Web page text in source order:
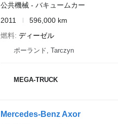
公共機械 - バキュームカー
2011
596,000 km
燃料 ディーゼル
ポーランド, Tarczyn
MEGA-TRUCK
Mercedes-Benz Axor